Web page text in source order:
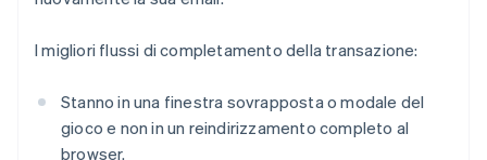
I migliori flussi di completamento della transazione:
Stanno in una finestra sovrapposta o modale del
gioco e non in un reindirizzamento completo al
browser.